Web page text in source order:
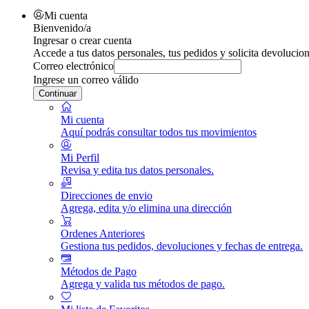
Mi cuenta
Bienvenido/a
Ingresar o crear cuenta
Accede a tus datos personales, tus pedidos y solicita
Correo electrónico
Ingrese un correo válido
Continuar
Mi cuenta
Aquí podrás consultar todos tus movimientos
Mi Perfil
Revisa y edita tus datos personales.
Direcciones de envio
Agrega, edita y/o elimina una dirección
Ordenes Anteriores
Gestiona tus pedidos, devoluciones y fechas de entrega.
Métodos de Pago
Agrega y valida tus métodos de pago.